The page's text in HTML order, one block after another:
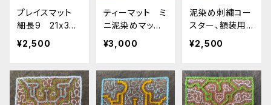
プレイスマット
細長9 21x34c
m シピボ族の
泥染め白 アマ
の工芸 インテ
リア雑貨布 エ
スニック
¥2,500
ティーマット ミ
ニ泥染めマット6
裏加工 シピボ
族の泥染め 天
族の工芸 プレ
イスマット
¥3,000
泥染め刺繍コー
スター、額装用
青緑17cm-7 シ
ピボ族の泥染
雑貨 先住民の
工芸 民藝
¥2,500